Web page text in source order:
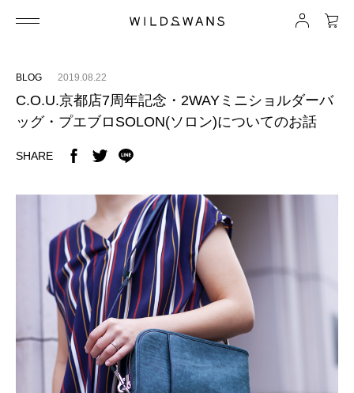
BLOG 2019.08.22
C.O.U.京都店7周年記念・2WAYミニショルダーバ
ッグ・プエブロSOLON(ソロン)についてのお話
SHARE